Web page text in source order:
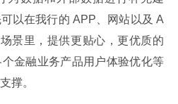
以在我行的 APP、网站以及 A
景里，提供更贴心，更优质的
金融业务产品用户体验优化等
撑。